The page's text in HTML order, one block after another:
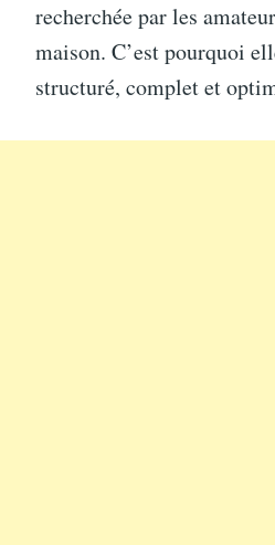
recherchée par les
maison. C’est pourquoi
structuré, complet et